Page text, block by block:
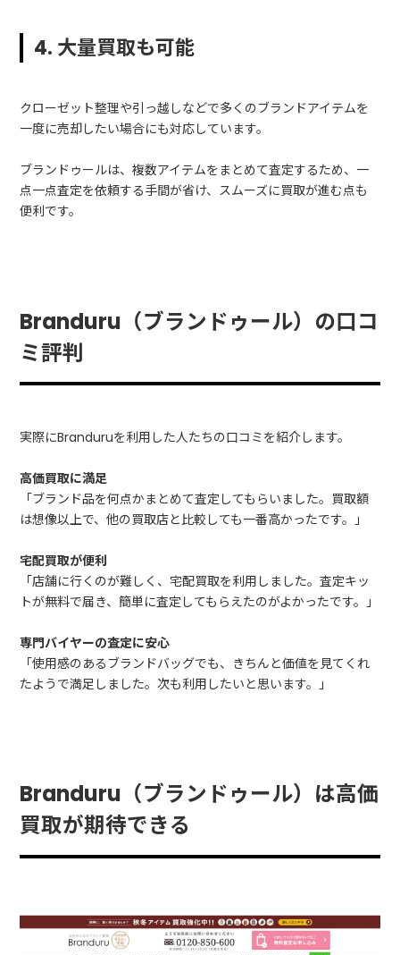
4. 大量買取も可能
クローゼット整理や引っ越しなどで多くのブランドアイテムを
一度に売却したい場合にも対応しています。
ブランドゥールは、複数アイテムをまとめて査定するため、一
点一点査定を依頼する手間が省け、スムーズに買取が進む点も
便利です。
Branduru（ブランドゥール）の口コ
ミ評判
実際にBranduruを利用した人たちの口コミを紹介します。
高価買取に満足
「ブランド品を何点かまとめて査定してもらいました。買取額
は想像以上で、他の買取店と比較しても一番高かったです。」
宅配買取が便利
「店舗に行くのが難しく、宅配買取を利用しました。査定キッ
トが無料で届き、簡単に査定してもらえたのがよかったです。」
専門バイヤーの査定に安心
「使用感のあるブランドバッグでも、きちんと価値を見てくれ
たようで満足しました。次も利用したいと思います。」
Branduru（ブランドゥール）は高価
買取が期待できる